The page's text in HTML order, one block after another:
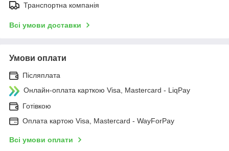
Транспортна компанія
Всі умови доставки
Умови оплати
Післяплата
Онлайн-оплата карткою Visa, Mastercard - LiqPay
Готівкою
Оплата картою Visa, Mastercard - WayForPay
Всі умови оплати